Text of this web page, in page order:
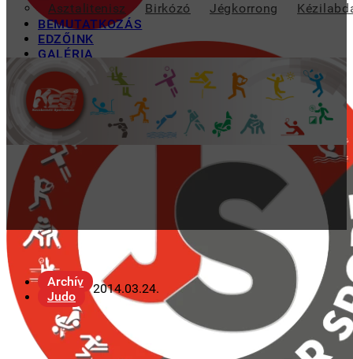
Asztalitenisz Birkózó Jégkorrong
BEMUTATKOZÁS
EDZŐINK
GALÉRIA
TAO
KAPCSOLAT
Archív
Judo
2014.03.24.